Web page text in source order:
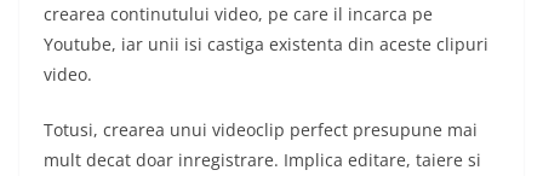
crearea continutului video, pe care il incarca pe
Youtube, iar unii isi castiga existenta din aceste clipuri
video.
Totusi, crearea unui videoclip perfect presupune mai
mult decat doar inregistrare. Implica editare, taiere si